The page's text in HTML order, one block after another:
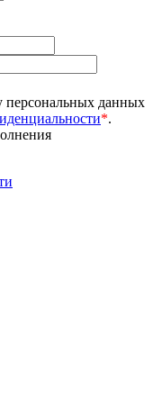
персональных данных
*.